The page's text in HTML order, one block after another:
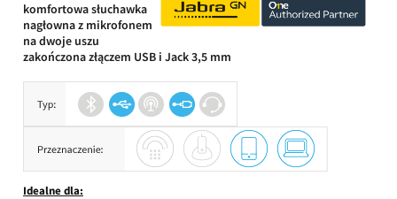
komfortowa słuchawka
nagłowna z mikrofonem
na dwoje uszu
zakończona złączem USB i Jack 3,5 mm
Idealne dla: